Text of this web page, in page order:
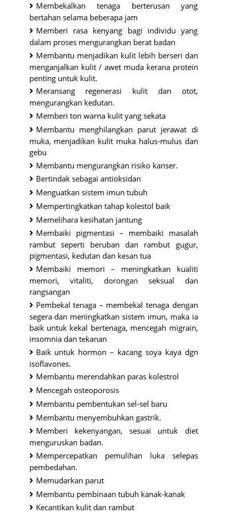
Membekalkan tenaga berterusan yang
bertahan selama beberapa jam
Memberi rasa kenyang bagi individu yang
dalam proses mengurangkan berat badan
Membantu menjadikan kulit lebih berseri dan
menganjalkan kulit / awet muda kerana protein
penting untuk kulit.
Meransang regenerasi kulit dan otot,
mengurangkan kedutan.
Memberi ton warna kulit yang sekata
Membantu menghilangkan parut jerawat di
muka, menjadikan kulit muka halus-mulus dan
gebu
Membantu mengurangkan risiko kanser.
Bertindak sebagai antioksidan
Menguatkan sistem imun tubuh
Mempertingkatkan tahap kolestol baik
Memelihara kesihatan jantung
Membaiki pigmentasi – membaiki masalah
rambut seperti beruban dan rambut gugur,
pigmentasi, kedutan dan kesan tua
Membaiki memori – meningkatkan kualiti
memori, vitaliti, dorongan seksual dan
rangsangan
Pembekal tenaga – membekal tenaga dengan
segera dan meningkatkan sistem imun, maka ia
baik untuk kekal bertenaga, mencegah migrain,
insomnia dan tekanan
Baik untuk hormon – kacang soya kaya dgn
isoflavones.
Membantu merendahkan paras kolestrol
Mencegah osteoporosis
Membantu pembentukan sel-sel baru
Membantu menyembuhkan gastrik.
Memberi kekenyangan, sesuai untuk diet
menguruskan badan.
Mempercepatkan pemulihan luka selepas
pembedahan.
Memudarkan parut
Membantu pembinaan tubuh kanak-kanak
Kecantikan kulit dan rambut